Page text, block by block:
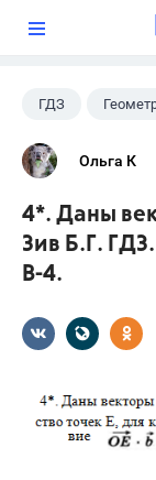
ГДЗ
Ольга К
4*. Даны
Зив Б.Г.
В-4.